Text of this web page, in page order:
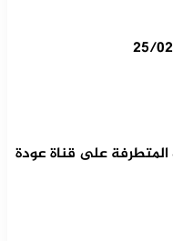
25/
المتطرفة على قناة عودة